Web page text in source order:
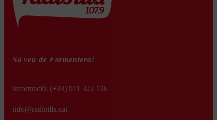
Sa veu de Formentera!
Informació: (+34) 971 322 136
info@radioilla.cat